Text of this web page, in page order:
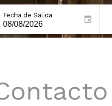
Fecha de Salida